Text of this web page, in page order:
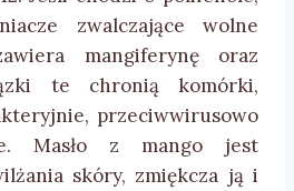
zwalczające wolne
mangiferynę oraz
te chronią komórki,
przeciwwirusowo
Masło z mango jest
skóry, zmiękcza ją i